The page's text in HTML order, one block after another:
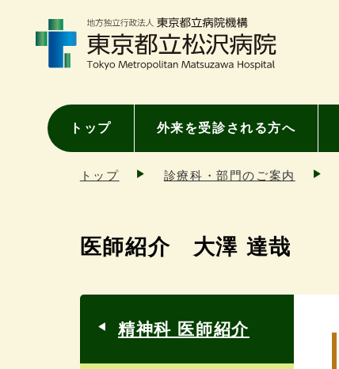
トップ 外来を受診される方へ
トップ 診療科・部門のご案内
医師紹介 大澤 達哉
精神科 医師紹介